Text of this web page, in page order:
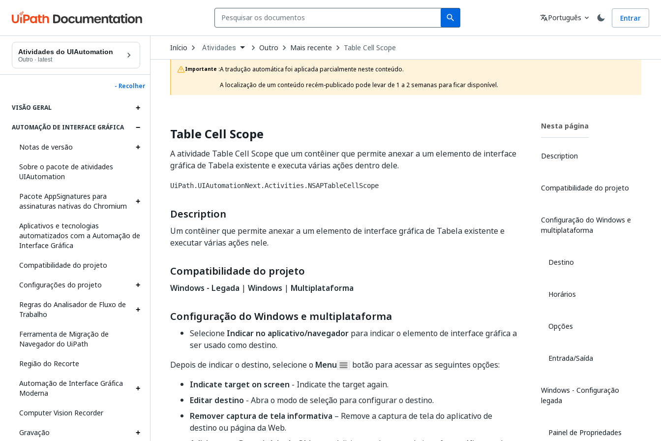
search
Search Idioma
translatePortuguês expand_more Entrar
Atividades do UIAutomation
Outro · latest
- Recolher
VISÃO GERAL
AUTOMAÇÃO DE INTERFACE GRÁFICA
Notas de versão
Sobre o pacote de atividades
UIAutomation
Pacote AppSignatures para
assinaturas nativas do Chromium
Aplicativos e tecnologias
automatizados com a Automação de
Interface Gráfica
Compatibilidade do projeto
Configurações do projeto
Regras do Analisador de Fluxo de
Trabalho
Ferramenta de Migração de
Navegador do UiPath
Região do Recorte
Automação de Interface Gráfica
Moderna
Computer Vision Recorder
Gravação
Início Open
Dropdown
to
choose
product
Atividades Outro Mais recente Table Cell Scope
Importante :A tradução automática foi aplicada parcialmente neste conteúdo.
A localização de um conteúdo recém-publicado pode levar de 1 a 2 semanas para ficar disponível.
Table Cell Scope
A atividade Table Cell Scope que um contêiner que permite anexar a um elemento de interface
gráfica de Tabela existente e executa várias ações dentro dele.
UiPath.UIAutomationNext.Activities.NSAPTableCellScope
Description
Um contêiner que permite anexar a um elemento de interface gráfica de Tabela existente e
executar várias ações nele.
Compatibilidade do projeto
Windows - Legada | Windows | Multiplataforma
Configuração do Windows e multiplataforma
Selecione Indicar no aplicativo/navegador para indicar o elemento de interface gráfica a
ser usado como destino.
Depois de indicar o destino, selecione o Menu
botão para acessar as seguintes opções:
Indicate target on screen - Indicate the target again.
Editar destino - Abra o modo de seleção para configurar o destino.
Remover captura de tela informativa – Remove a captura de tela do aplicativo de
destino ou página da Web.
Nesta página
Description
Compatibilidade do projeto
Configuração do Windows e
multiplataforma
Destino
Horários
Opções
Entrada/Saída
Windows - Configuração
legada
Painel de Propriedades